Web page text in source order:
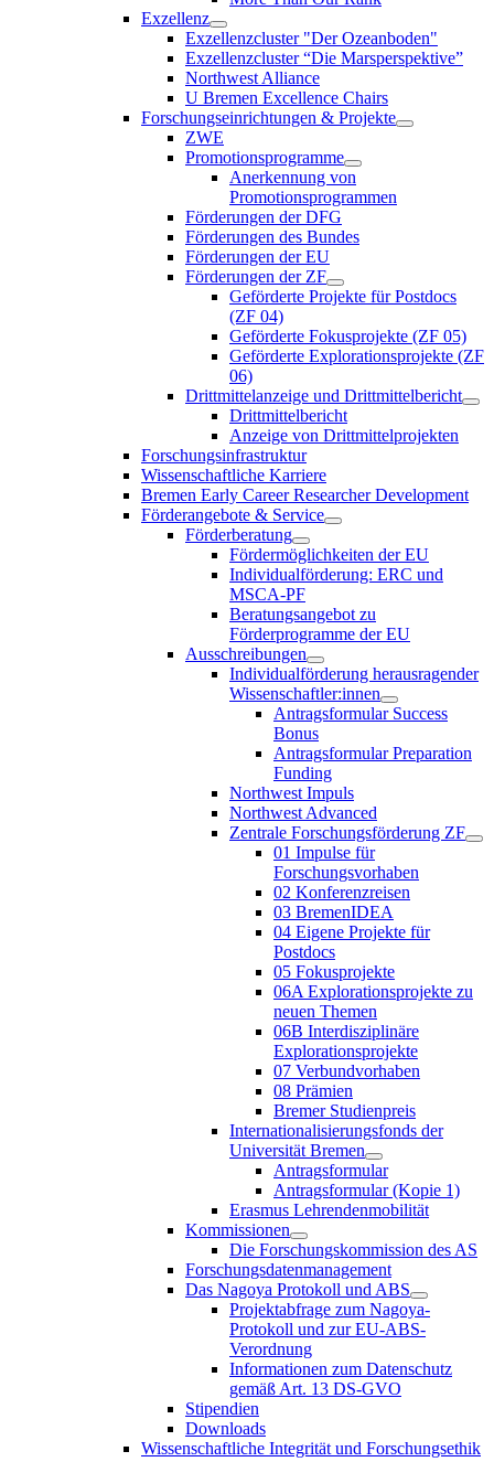
Exzellenz
Exzellenzcluster "Der Ozeanboden"
Exzellenzcluster “Die Marsperspektive”
Northwest Alliance
U Bremen Excellence Chairs
Forschungseinrichtungen & Projekte
ZWE
Promotionsprogramme
Anerkennung von
Promotionsprogrammen
Förderungen der DFG
Förderungen des Bundes
Förderungen der EU
Förderungen der ZF
Geförderte Projekte für Postdocs
(ZF 04)
Geförderte Fokusprojekte (ZF 05)
Geförderte Explorationsprojekte (ZF
06)
Drittmittelanzeige und Drittmittelbericht
Drittmittelbericht
Anzeige von Drittmittelprojekten
Forschungsinfrastruktur
Wissenschaftliche Karriere
Bremen Early Career Researcher Development
Förderangebote & Service
Förderberatung
Fördermöglichkeiten der EU
Individualförderung: ERC und
MSCA-PF
Beratungsangebot zu
Förderprogramme der EU
Ausschreibungen
Individualförderung herausragender
Wissenschaftler:innen
Antragsformular Success
Bonus
Antragsformular Preparation
Funding
Northwest Impuls
Northwest Advanced
Zentrale Forschungsförderung ZF
01 Impulse für
Forschungsvorhaben
02 Konferenzreisen
03 BremenIDEA
04 Eigene Projekte für
Postdocs
05 Fokusprojekte
06A Explorationsprojekte zu
neuen Themen
06B Interdisziplinäre
Explorationsprojekte
07 Verbundvorhaben
08 Prämien
Bremer Studienpreis
Internationalisierungsfonds der
Universität Bremen
Antragsformular
Antragsformular (Kopie 1)
Erasmus Lehrendenmobilität
Kommissionen
Die Forschungskommission des AS
Forschungsdatenmanagement
Das Nagoya Protokoll und ABS
Projektabfrage zum Nagoya-
Protokoll und zur EU-ABS-
Verordnung
Informationen zum Datenschutz
gemäß Art. 13 DS-GVO
Stipendien
Downloads
Wissenschaftliche Integrität und Forschungsethik